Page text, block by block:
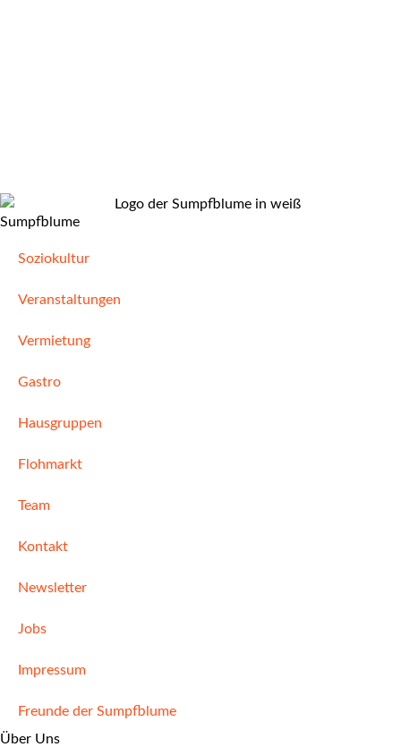
Sumpfblume
Soziokultur
Veranstaltungen
Vermietung
Gastro
Hausgruppen
Flohmarkt
Team
Kontakt
Newsletter
Jobs
Impressum
Freunde der Sumpfblume
Über Uns